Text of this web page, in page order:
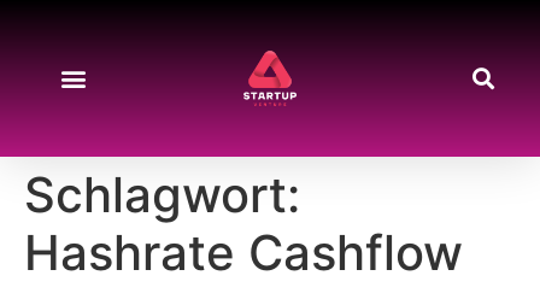
Schlagwort:
Hashrate Cashflow